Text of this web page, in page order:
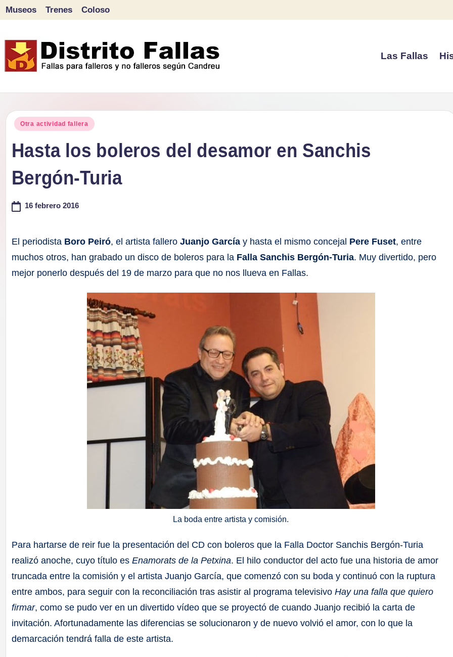
contenido
Museos Trenes Coloso
Las Fallas
Publicado
Otra actividad fallera
Hasta los boleros del desamor en Sanchis
Bergón-Turia
16 febrero 2016
El periodista Boro Peiró, el artista falleroJuanjo García y hasta el mismo concejal Pere Fuset, entre
muchos otros, han grabado un disco de boleros para la Falla Sanchis Bergón-Turia. Muy divertido, pero
mejor ponerlo después del 19 de marzo para que no nos llueva en Fallas.
La boda entre artista y comisión.
Para hartarse de reir fue la presentación del CD con boleros que la Falla Doctor Sanchis Bergón-Turia
realizó anoche, cuyo título esEnamorats de la Petxina. El hilo conductor del acto fue una historia de amor
truncada entre la comisión y el artista Juanjo García, que comenzó con su boda y continuó con la ruptura
entre ambos, para seguir con la reconciliación tras asistir al programa televisivoHay una falla que quiero
firmar, como se pudo ver en un divertido vídeo que se proyectó de cuando Juanjo recibió la carta de
invitación. Afortunadamente las diferencias se solucionaron y de nuevo volvió el amor, con lo que la
demarcación tendrá falla de este artista.